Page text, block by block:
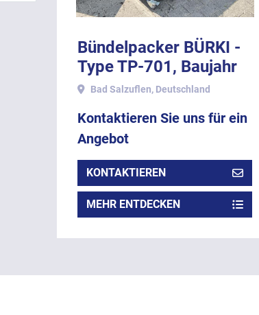
Bündelpacker BÜRKI -
Type TP-701, Baujahr
2003.
Bad Salzuflen, Deutschland
Kontaktieren Sie uns für ein
Angebot
KONTAKTIEREN
MEHR ENTDECKEN